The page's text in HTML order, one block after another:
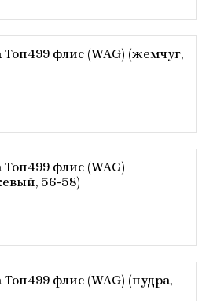
флис (WAG) (жемчуг,
флис (WAG)
56-58)
флис (WAG) (пудра,